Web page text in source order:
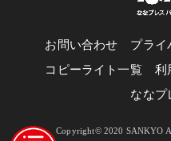
お問い合わせ プライ
コピーライト一覧
利
ななプ
Copyright© 2020 SANKYO